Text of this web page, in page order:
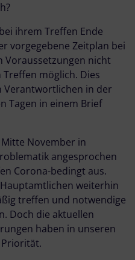
ihrem Treffen Ende
vorgegebene Zeitplan bei
nicht
möglich. Dies
Verantwortlichen in der
Tagen in einem Brief
November in
angesprochen
Corona-bedingt aus.
weiterhin
treffen und notwendige
Doch die aktuellen
haben in unseren